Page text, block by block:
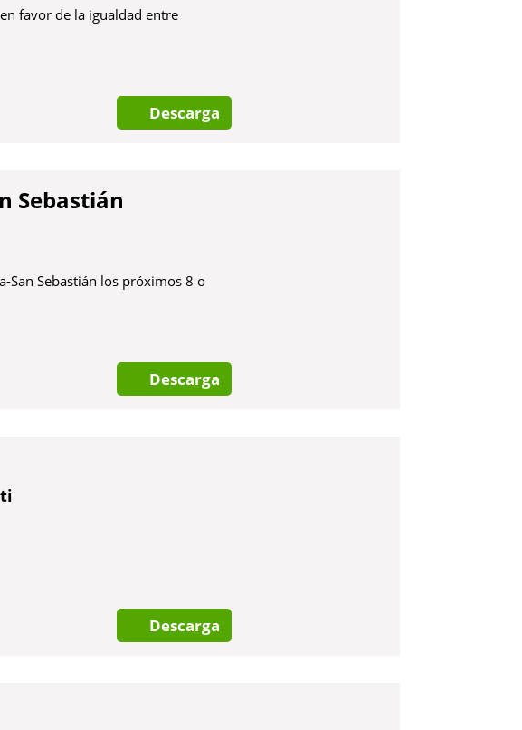
favor de la igualdad entre
Descarga
Sebastián
San Sebastián los próximos 8 o
Descarga
Descarga